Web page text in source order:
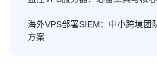
海外VPS部署SIEM：中小跨境团
方案